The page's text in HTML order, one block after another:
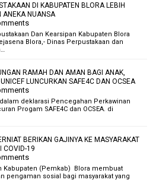
DI KABUPATEN BLORA LEBIH
ANEKA NUANSA
Dan Kearsipan Kabupaten Blora
Blora,- Dinas Perpustakaan dan
RAMAH DAN AMAN BAGI ANAK,
LUNCURKAN SAFE4C DAN OCSEA
deklarasi Pencegahan Perkawinan
Progam SAFE4C dan OCSEA. di
BERIKAN GAJINYA KE MASYARAKAT
COVID-19
Kabupaten (Pemkab) Blora membuat
pengaman sosial bagi masyarakat yang